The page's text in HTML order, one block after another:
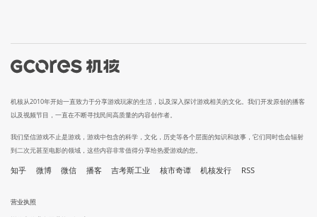
机核从2010年开始一直致力于分享游戏玩家的生活，以及深入探讨游戏相关的文化。我们开发原创的播客
以及视频节目，一直在不断寻找民间高质量的内容创作者。
我们坚信游戏不止是游戏，游戏中包含的科学，文化，历史等各个层面的知识和故事，它们同时也会辐射
到二次元甚至电影的领域，这些内容非常值得分享给热爱游戏的您。
知乎 微博 微信 播客 吉考斯工业 核市奇谭 机核发行 RSS
营业执照